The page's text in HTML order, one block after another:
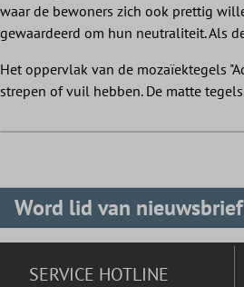
waar de bewoners zich ook prettig
gewaardeerd om hun neutraliteit. Als
Het oppervlak van de mozaïektegels
strepen of vuil hebben. De matte
Word lid van nieuwsbrief
SERVICE HOTLINE